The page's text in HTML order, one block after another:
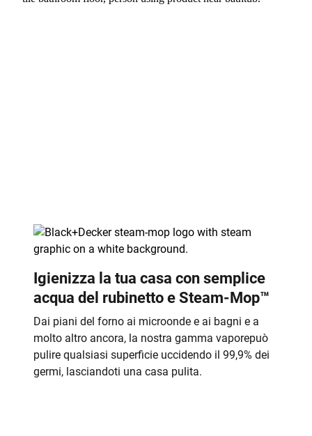
Igienizza la tua casa con semplice
acqua del rubinetto e Steam-Mop™
Dai piani del forno ai microonde e ai bagni e a
molto altro ancora, la nostra gamma vaporepuò
pulire qualsiasi superficie uccidendo il 99,9% dei
germi, lasciandoti una casa pulita.